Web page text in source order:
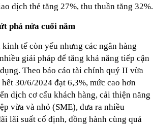
dịch thẻ tăng 27%, thu thuần tăng 32%.
phá nửa cuối năm
tế còn yếu nhưng các ngân hàng
giải pháp để tăng khả năng tiếp cận
Theo báo cáo tài chính quý II vừa
30/6/2024 đạt 6,3%, mức cao hơn
dịch cơ cấu khách hàng, cải thiện năng
vừa và nhỏ (SME), đưa ra nhiều
lãi suất cố định, đồng hành cùng quá